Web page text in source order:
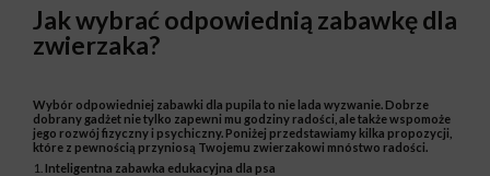
Jak wybrać odpowiednią zabawkę dla
zwierzaka?
Wybór odpowiedniej zabawki dla pupila to nie lada wyzwanie. Dobrze
dobrany gadżet nie tylko zapewni mu godziny radości, ale także wspomoże
jego rozwój fizyczny i psychiczny. Poniżej przedstawiamy kilka propozycji,
które z pewnością przyniosą Twojemu zwierzakowi mnóstwo radości.
Inteligentna zabawka edukacyjna dla psa